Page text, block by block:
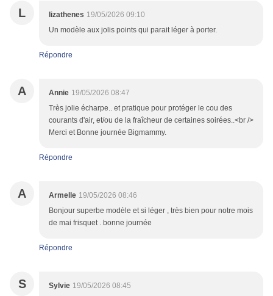
L lizathenes 19/05/2026 09:10
Un modèle aux jolis points qui parait léger à porter.
Répondre
A Annie 19/05/2026 08:47
Très jolie écharpe.. et pratique pour protéger le cou des
courants d'air, et/ou de la fraîcheur de certaines soirées..<br />
Merci et Bonne journée Bigmammy.
Répondre
A Armelle 19/05/2026 08:46
Bonjour superbe modèle et si léger , très bien pour notre mois
de mai frisquet . bonne journée
Répondre
S Sylvie 19/05/2026 08:45